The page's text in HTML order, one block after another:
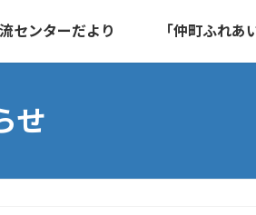
センターだより 「仲町ふれあ
せ